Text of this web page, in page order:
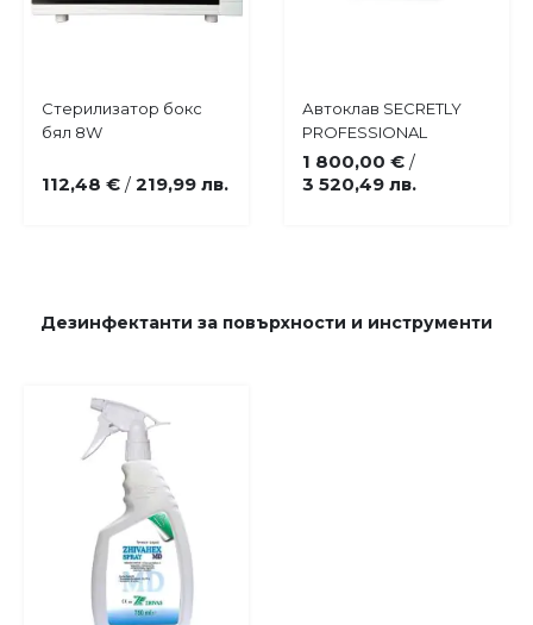
Купи
Стерилизатор бокс
бял 8W
112,48 € / 219,99 лв.
в
Купи
Автоклав SECRETLY
PROFESSIONAL
1 800,00 € /
3 520,49 лв.
Дезинфектанти за повърхности и инструменти